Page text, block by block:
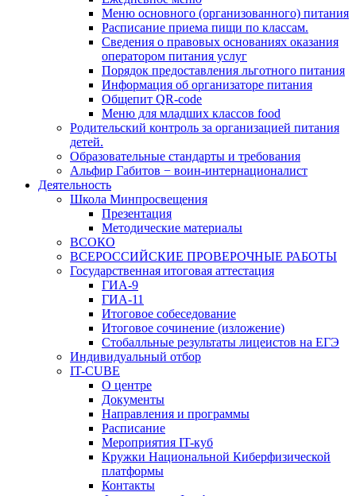
Меню основного (организованного) питания
Расписание приема пищи по классам.
Сведения о правовых основаниях оказания
оператором питания услуг
Порядок предоставления льготного питания
Информация об организаторе питания
Общепит QR-code
Меню для младших классов food
Родительский контроль за организацией питания
детей.
Образовательные стандарты и требования
Альфир Габитов − воин-интернационалист
Деятельность
Школа Минпросвещения
Презентация
Методические материалы
ВСОКО
ВСЕРОССИЙСКИЕ ПРОВЕРОЧНЫЕ РАБОТЫ
Государственная итоговая аттестация
ГИА-9
ГИА-11
Итоговое собеседование
Итоговое сочинение (изложение)
Стобалльные результаты лицеистов на ЕГЭ
Индивидуальный отбор
IT-CUBE
О центре
Документы
Направления и программы
Расписание
Мероприятия IT-куб
Кружки Национальной Киберфизической
платформы
Контакты